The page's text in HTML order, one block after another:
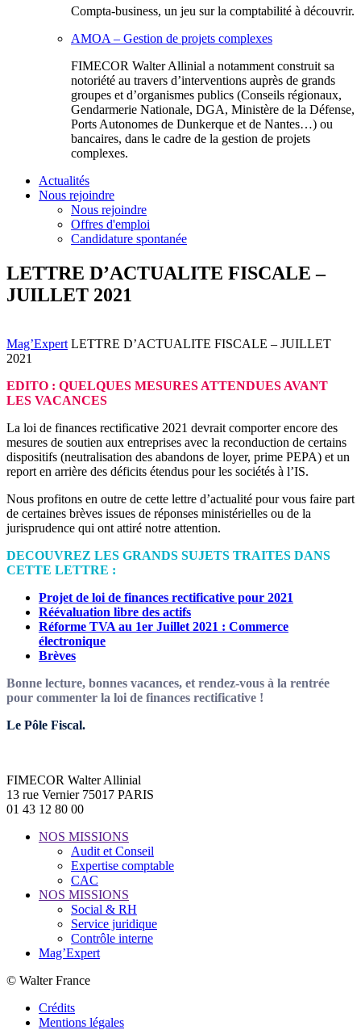
Compta-business, un jeu sur la comptabilité à découvrir.
AMOA – Gestion de projets complexes
FIMECOR Walter Allinial a notamment construit sa
notoriété au travers d’interventions auprès de grands
groupes et d’organismes publics (Conseils régionaux,
Gendarmerie Nationale, DGA, Ministère de la Défense,
Ports Autonomes de Dunkerque et de Nantes…) ou
bancaires, dans le cadre de la gestion de projets
complexes.
Actualités
Nous rejoindre
Nous rejoindre
Offres d'emploi
Candidature spontanée
LETTRE D’ACTUALITE FISCALE –
JUILLET 2021
Mag’Expert LETTRE D’ACTUALITE FISCALE – JUILLET
2021
EDITO : QUELQUES MESURES ATTENDUES AVANT
LES VACANCES
La loi de finances rectificative 2021 devrait comporter encore des
mesures de soutien aux entreprises avec la reconduction de certains
dispositifs (neutralisation des abandons de loyer, prime PEPA) et un
report en arrière des déficits étendus pour les sociétés à l’IS.
Nous profitons en outre de cette lettre d’actualité pour vous faire part
de certaines brèves issues de réponses ministérielles ou de la
jurisprudence qui ont attiré notre attention.
DECOUVREZ LES GRANDS SUJETS TRAITES DANS
CETTE LETTRE :
Projet de loi de finances rectificative pour 2021​
Réévaluation libre des actifs
Réforme TVA au 1er Juillet 2021 : Commerce
électronique
Brèves
Bonne lecture, bonnes vacances, et rendez-vous à la rentrée
pour commenter la loi de finances rectificative !
Le Pôle Fiscal.
FIMECOR Walter Allinial
13 rue Vernier 75017 PARIS
01 43 12 80 00
NOS MISSIONS
Audit et Conseil
Expertise comptable
CAC
NOS MISSIONS
Social & RH
Service juridique
Contrôle interne
Mag’Expert
© Walter France
Crédits
Mentions légales